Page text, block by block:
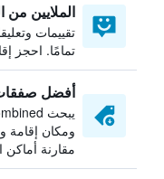
الملايين من
تقييمات
تمامًا. احجز
أفضل
ومكان
مقارنة أماكن